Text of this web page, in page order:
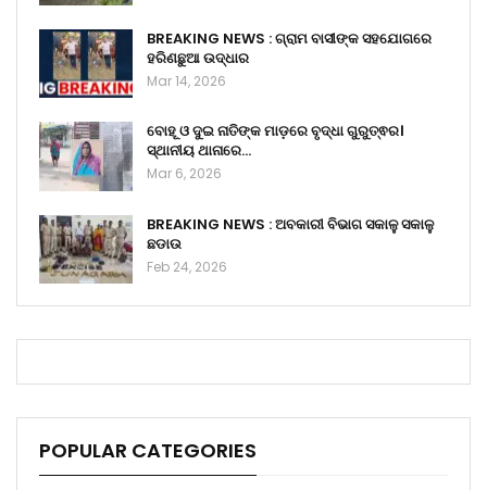
BREAKING NEWS : ଗ୍ରାମ ବାସୀଙ୍କ ସହଯୋଗରେ
ହରିଣଛୁଆ ଉଦ୍ଧାର
Mar 14, 2026
ବୋହୂ ଓ ଦୁଇ ନାତିଙ୍କ ମାଡ଼ରେ ବୃଦ୍ଧା ଗୁରୁତ୍ଵର।
ସ୍ଥାନୀୟ ଥାନାରେ…
Mar 6, 2026
BREAKING NEWS : ଅବକାରୀ ବିଭାଗ ସକାଳୁ ସକାଳୁ
ଛଡାଉ
Feb 24, 2026
POPULAR CATEGORIES